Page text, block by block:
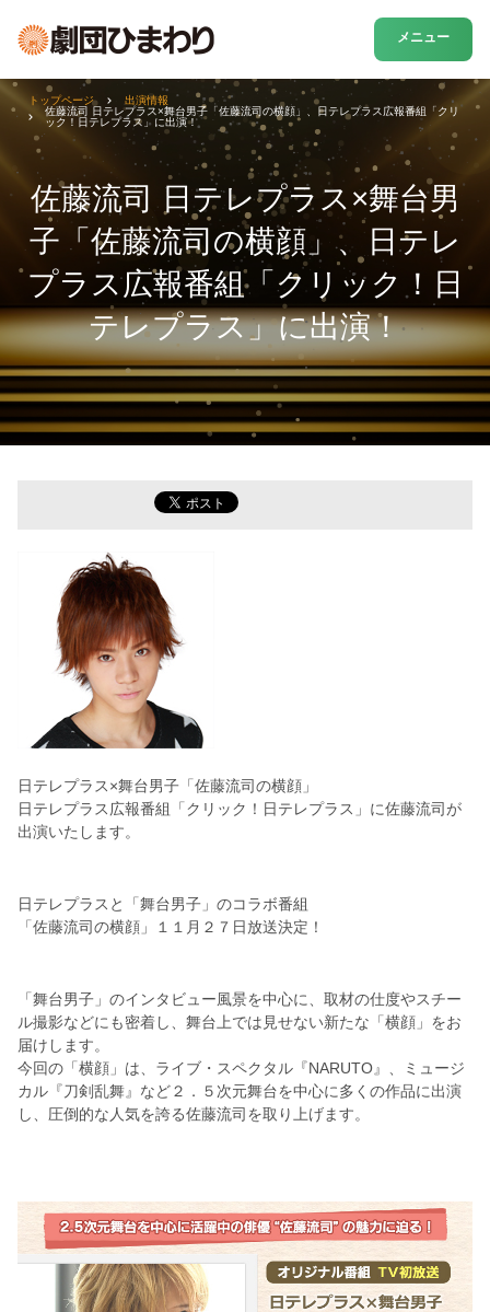
メニュー
佐藤流司 日テレプラス×舞台男
子「佐藤流司の横顔」、日テレ
プラス広報番組「クリック！日
テレプラス」に出演！
トップページ
出演情報
佐藤流司 日テレプラス×舞台男子「佐藤流司の横顔」、日テレプラス広報番組「クリ
ック！日テレプラス」に出演！
日テレプラス×舞台男子「佐藤流司の横顔」
日テレプラス広報番組「クリック！日テレプラス」に佐藤流司が
出演いたします。
日テレプラスと「舞台男子」のコラボ番組
「佐藤流司の横顔」１１月２７日放送決定！
「舞台男子」のインタビュー風景を中心に、取材の仕度やスチー
ル撮影などにも密着し、舞台上では見せない新たな「横顔」をお
届けします。
今回の「横顔」は、ライブ・スペクタル『NARUTO』、ミュージ
カル『刀剣乱舞』など２．５次元舞台を中心に多くの作品に出演
し、圧倒的な人気を誇る佐藤流司を取り上げます。